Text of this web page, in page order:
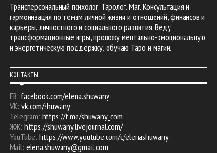
Трансперсональный психолог. Таролог. Маг. Консультация и
гармонизация по темам личной жизни и отношений, финансов и
карьеры, личностного и социального развития. Веду
трансформационные игры, провожу ментально-эмоциональную
и энергетическую поддержку, обучаю Таро и магии.
КОНТАКТЫ
FB: facebook.com/elena.shuwany
VK: vk.com/shuwany
Telegram: https://t.me/shuwany_com
ЖЖ: https://shuwany.livejournal.com/
YouTube: https://www.youtube.com/c/elenashuwany
Mail: elena.shuwany@gmail.com